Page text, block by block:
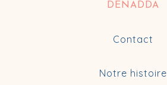
DENADDA
Contact
Notre histoire